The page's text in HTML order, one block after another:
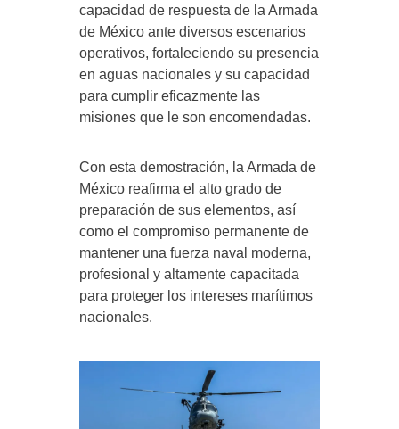
capacidad de respuesta de la Armada
de México ante diversos escenarios
operativos, fortaleciendo su presencia
en aguas nacionales y su capacidad
para cumplir eficazmente las
misiones que le son encomendadas.
Con esta demostración, la Armada de
México reafirma el alto grado de
preparación de sus elementos, así
como el compromiso permanente de
mantener una fuerza naval moderna,
profesional y altamente capacitada
para proteger los intereses marítimos
nacionales.